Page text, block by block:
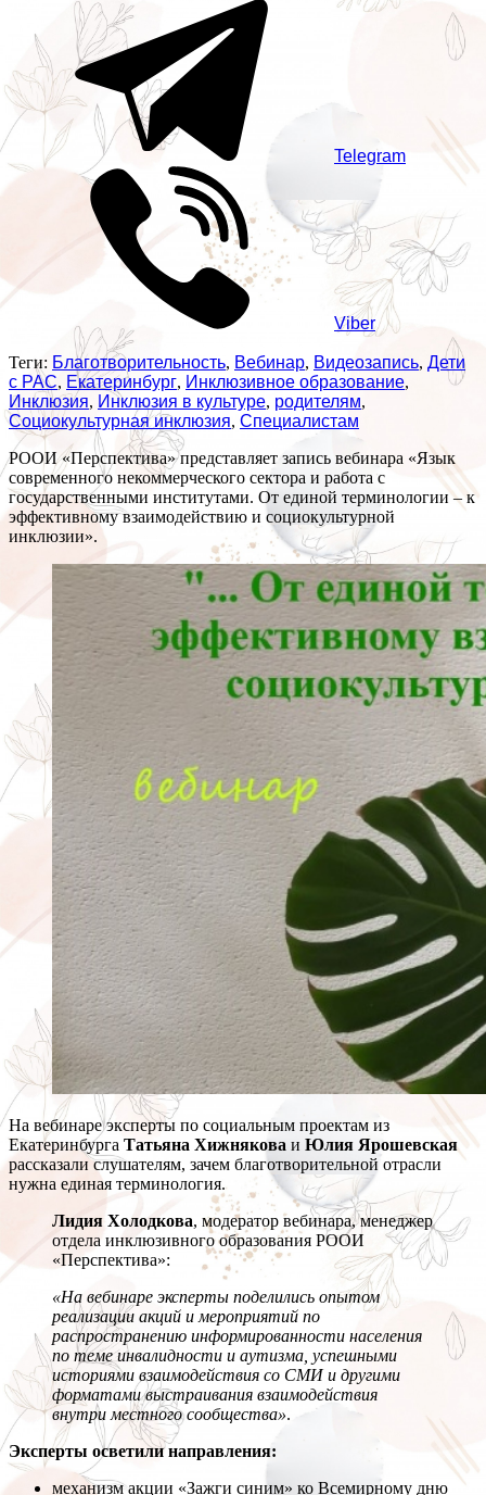
Telegram
Viber
Теги: Благотворительность, Вебинар, Видеозапись, Дети
с РАС, Екатеринбург, Инклюзивное образование,
Инклюзия, Инклюзия в культуре, родителям,
Социокультурная инклюзия, Специалистам
РООИ «Перспектива» представляет запись вебинара «Язык
современного некоммерческого сектора и работа с
государственными институтами. От единой терминологии – к
эффективному взаимодействию и социокультурной
инклюзии».
На вебинаре эксперты по социальным проектам из
Екатеринбурга Татьяна Хижнякова и Юлия Ярошевская
рассказали слушателям, зачем благотворительной отрасли
нужна единая терминология.
Лидия Холодкова, модератор вебинара, менеджер
отдела инклюзивного образования РООИ
«Перспектива»:
«На вебинаре эксперты поделились опытом
реализации акций и мероприятий по
распространению информированности населения
по теме инвалидности и аутизма, успешными
историями взаимодействия со СМИ и другими
форматами выстраивания взаимодействия
внутри местного сообщества».
Эксперты осветили направления:
механизм акции «Зажги синим» ко Всемирному дню